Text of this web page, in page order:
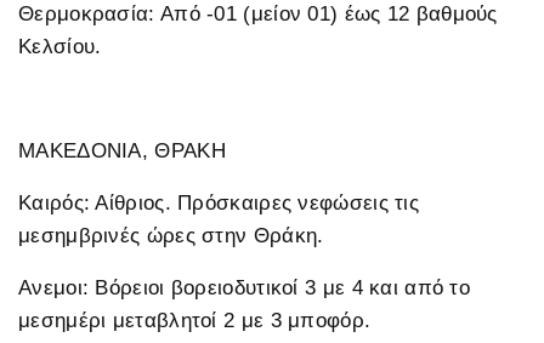
Θερμοκρασία: Από -01 (μείον 01) έως 12 βαθμούς
Κελσίου.
ΜΑΚΕΔΟΝΙΑ, ΘΡΑΚΗ
Καιρός: Αίθριος. Πρόσκαιρες νεφώσεις τις
μεσημβρινές ώρες στην Θράκη.
Ανεμοι: Βόρειοι βορειοδυτικοί 3 με 4 και από το
μεσημέρι μεταβλητοί 2 με 3 μποφόρ.